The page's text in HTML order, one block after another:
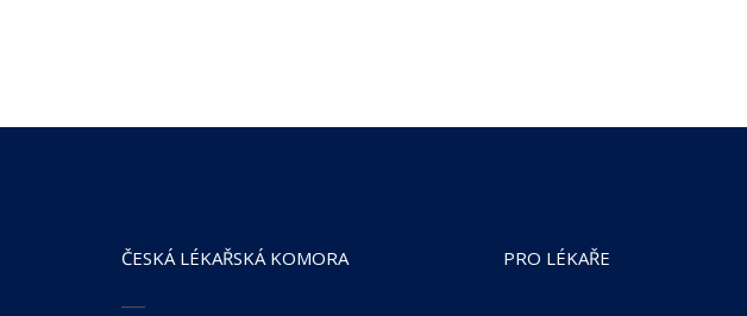
ČESKÁ LÉKAŘSKÁ KOMORA PRO LÉKAŘE